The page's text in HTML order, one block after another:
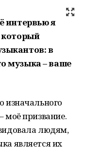
интервью я
который
в
музыка – ваше
изначального
моё призвание.
людям,
является их